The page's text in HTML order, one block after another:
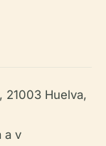
21003 Huelva,
a v